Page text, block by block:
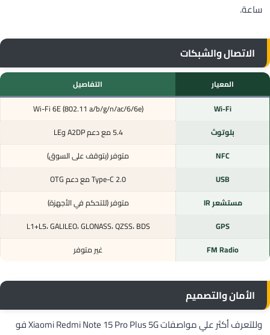
ساعة.
الاتصال والشبكات
المعيار
التفاصيل
Wi-Fi
Wi-Fi 6E (802.11 a/b/g/n/ac/6/6e)
بلوتوث
5.4 مع دعم A2DP وLE
NFC
متوفر (يتوقف على السوق)
USB
Type-C 2.0 مع دعم OTG
مستشعر IR
متوفر (للتحكم في الأجهزة)
GPS
L1+L5، GALILEO، GLONASS، QZSS، BDS
FM Radio
غير متوفر
الأمان والتصميم
وللتعرف أكثر علي مواصفات Xiaomi Redmi Note 15 Pro Plus 5G فو